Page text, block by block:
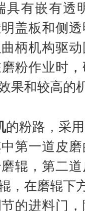
具有嵌有透
盖板和侧
柄机构驱
粉作业时
果和较高的
的粉路，采
第一道皮
辊，第二
，在磨辊下
的进料门